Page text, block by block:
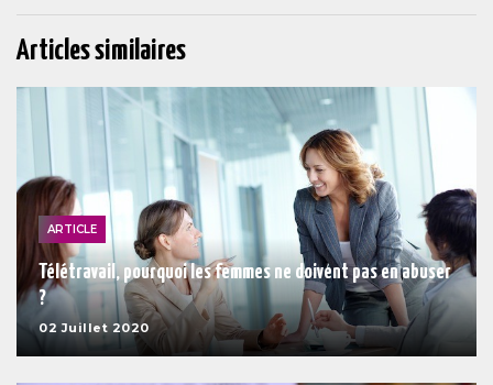
Articles similaires
ARTICLE
Télétravail, pourquoi les femmes ne doivent pas en abuser
?
02 Juillet 2020